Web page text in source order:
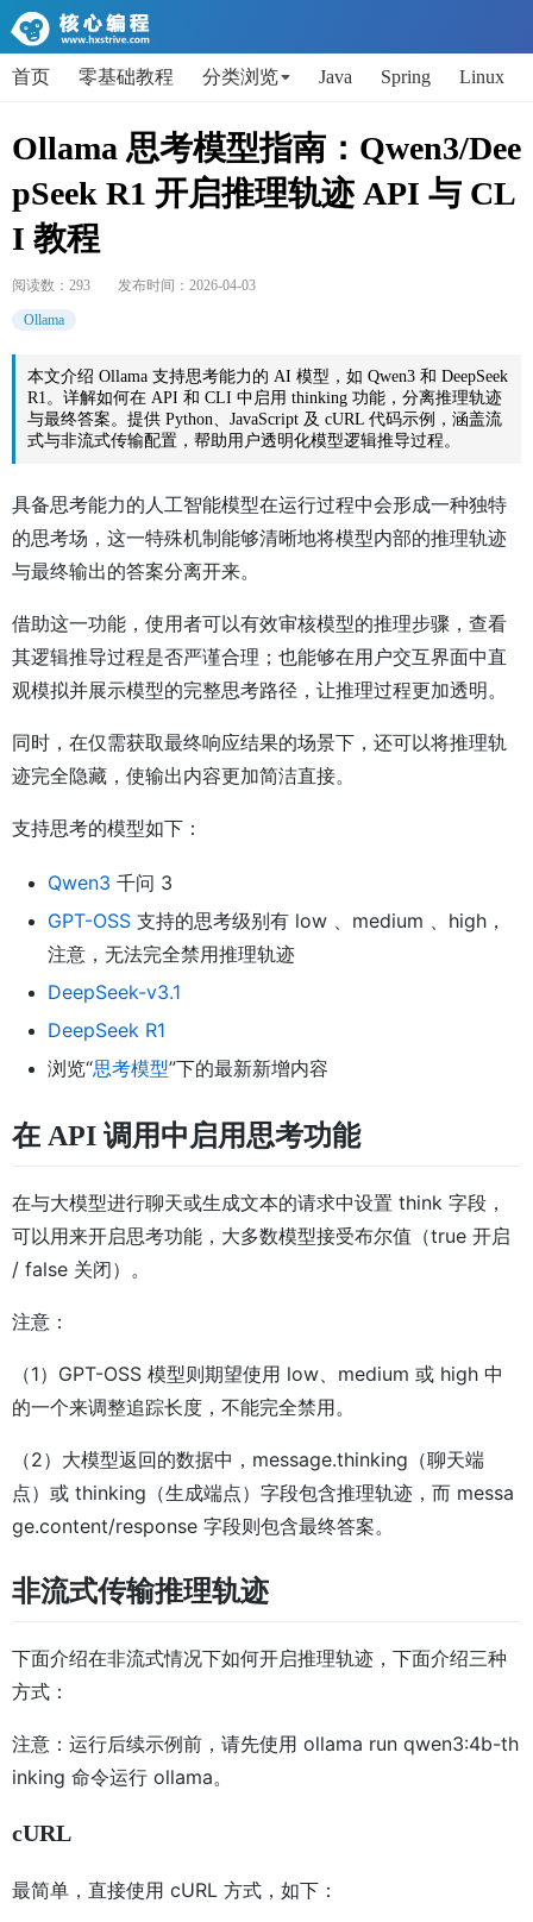
首页 零基础教程 分类浏览 Java Spring Linux
Ollama 思考模型指南：Qwen3/Dee
pSeek R1 开启推理轨迹 API 与 CL
I 教程
阅读数： 293 发布时间： 2026-04-03
Ollama
本文介绍 Ollama 支持思考能力的 AI 模型，如 Qwen3 和 DeepSeek
R1。详解如何在 API 和 CLI 中启用 thinking 功能，分离推理轨迹
与最终答案。提供 Python、JavaScript 及 cURL 代码示例，涵盖流
式与非流式传输配置，帮助用户透明化模型逻辑推导过程。
具备思考能力的人工智能模型在运行过程中会形成一种独特
的思考场，这一特殊机制能够清晰地将模型内部的推理轨迹
与最终输出的答案分离开来。
借助这一功能，使用者可以有效审核模型的推理步骤，查看
其逻辑推导过程是否严谨合理；也能够在用户交互界面中直
观模拟并展示模型的完整思考路径，让推理过程更加透明。
同时，在仅需获取最终响应结果的场景下，还可以将推理轨
迹完全隐藏，使输出内容更加简洁直接。
支持思考的模型如下：
Qwen3 千问 3
GPT-OSS 支持的思考级别有 low 、medium 、high，
注意，无法完全禁用推理轨迹
DeepSeek-v3.1
DeepSeek R1
浏览“思考模型”下的最新新增内容
在 API 调用中启用思考功能
在与大模型进行聊天或生成文本的请求中设置 think 字段，
可以用来开启思考功能，大多数模型接受布尔值（true 开启
/ false 关闭）。
注意：
（1）GPT-OSS 模型则期望使用 low、medium 或 high 中
的一个来调整追踪长度，不能完全禁用。
（2）大模型返回的数据中，message.thinking（聊天端
点）或 thinking（生成端点）字段包含推理轨迹，而 messa
ge.content/response 字段则包含最终答案。
非流式传输推理轨迹
下面介绍在非流式情况下如何开启推理轨迹，下面介绍三种
方式：
注意：运行后续示例前，请先使用 ollama run qwen3:4b-th
inking 命令运行 ollama。
cURL
最简单，直接使用 cURL 方式，如下：